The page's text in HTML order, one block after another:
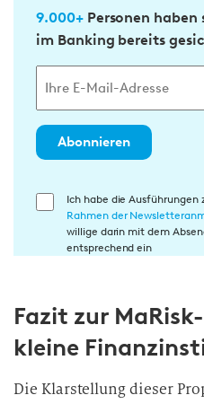
9.000+Personen haben
im Banking bereits
Abonnieren
E
l
i
Ich habe die Ausführungen
Rahmen der
willige darin mit dem
entsprechend ein
Fazit zur
kleine
Die Klarstellung dieser